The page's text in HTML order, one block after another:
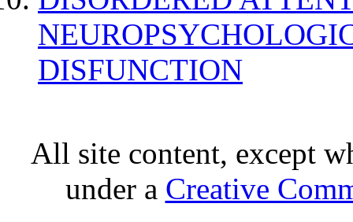
DISFUNCTION
All site content, except
under a Creative